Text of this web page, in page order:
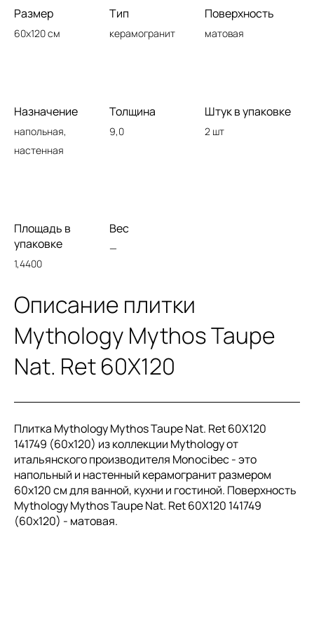
Размер
60x120 см
Тип
керамогранит
Поверхность
матовая
Назначение
напольная,
настенная
Толщина
9,0
Штук в упаковке
2 шт
Площадь в
упаковке
1,4400
Вес
—
Описание плитки
Mythology Mythos Taupe
Nat. Ret 60X120
Плитка Mythology Mythos Taupe Nat. Ret 60X120
141749 (60x120) из коллекции Mythology от
итальянского производителя Monocibec - это
напольный и настенный керамогранит размером
60x120 см для ванной, кухни и гостиной. Поверхность
Mythology Mythos Taupe Nat. Ret 60X120 141749
(60x120) - матовая.